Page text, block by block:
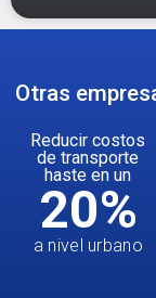
Otras
Reducir costos
de transporte
haste en un
a nivel urbano
20%